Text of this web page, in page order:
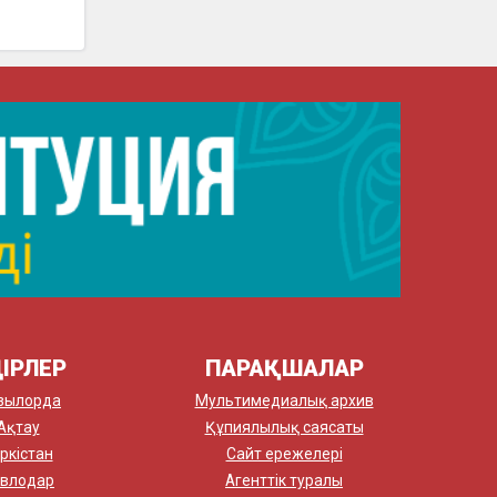
ПАРАҚШАЛАР
Мультимедиалық архив
Құпиялылық саясаты
Сайт ережелері
Агенттік туралы